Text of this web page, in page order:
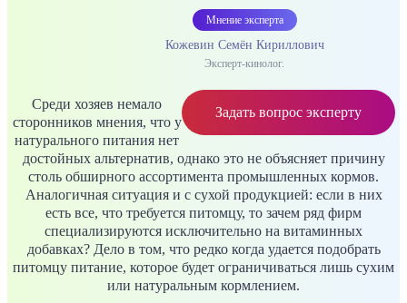
Мнение эксперта
Кожевин Семён Кириллович
Эксперт-кинолог.
Задать вопрос эксперту
Среди хозяев немало
сторонников мнения, что у
натурального питания нет
достойных альтернатив, однако это не объясняет причину
столь обширного ассортимента промышленных кормов.
Аналогичная ситуация и с сухой продукцией: если в них
есть все, что требуется питомцу, то зачем ряд фирм
специализируются исключительно на витаминных
добавках? Дело в том, что редко когда удается подобрать
питомцу питание, которое будет ограничиваться лишь сухим
или натуральным кормлением.